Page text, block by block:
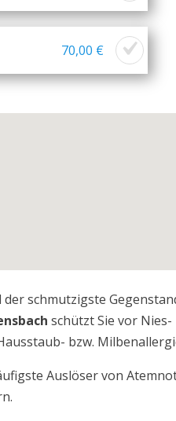
70,00 €
schmutzigste
schützt Sie vor
bzw.
Auslöser von